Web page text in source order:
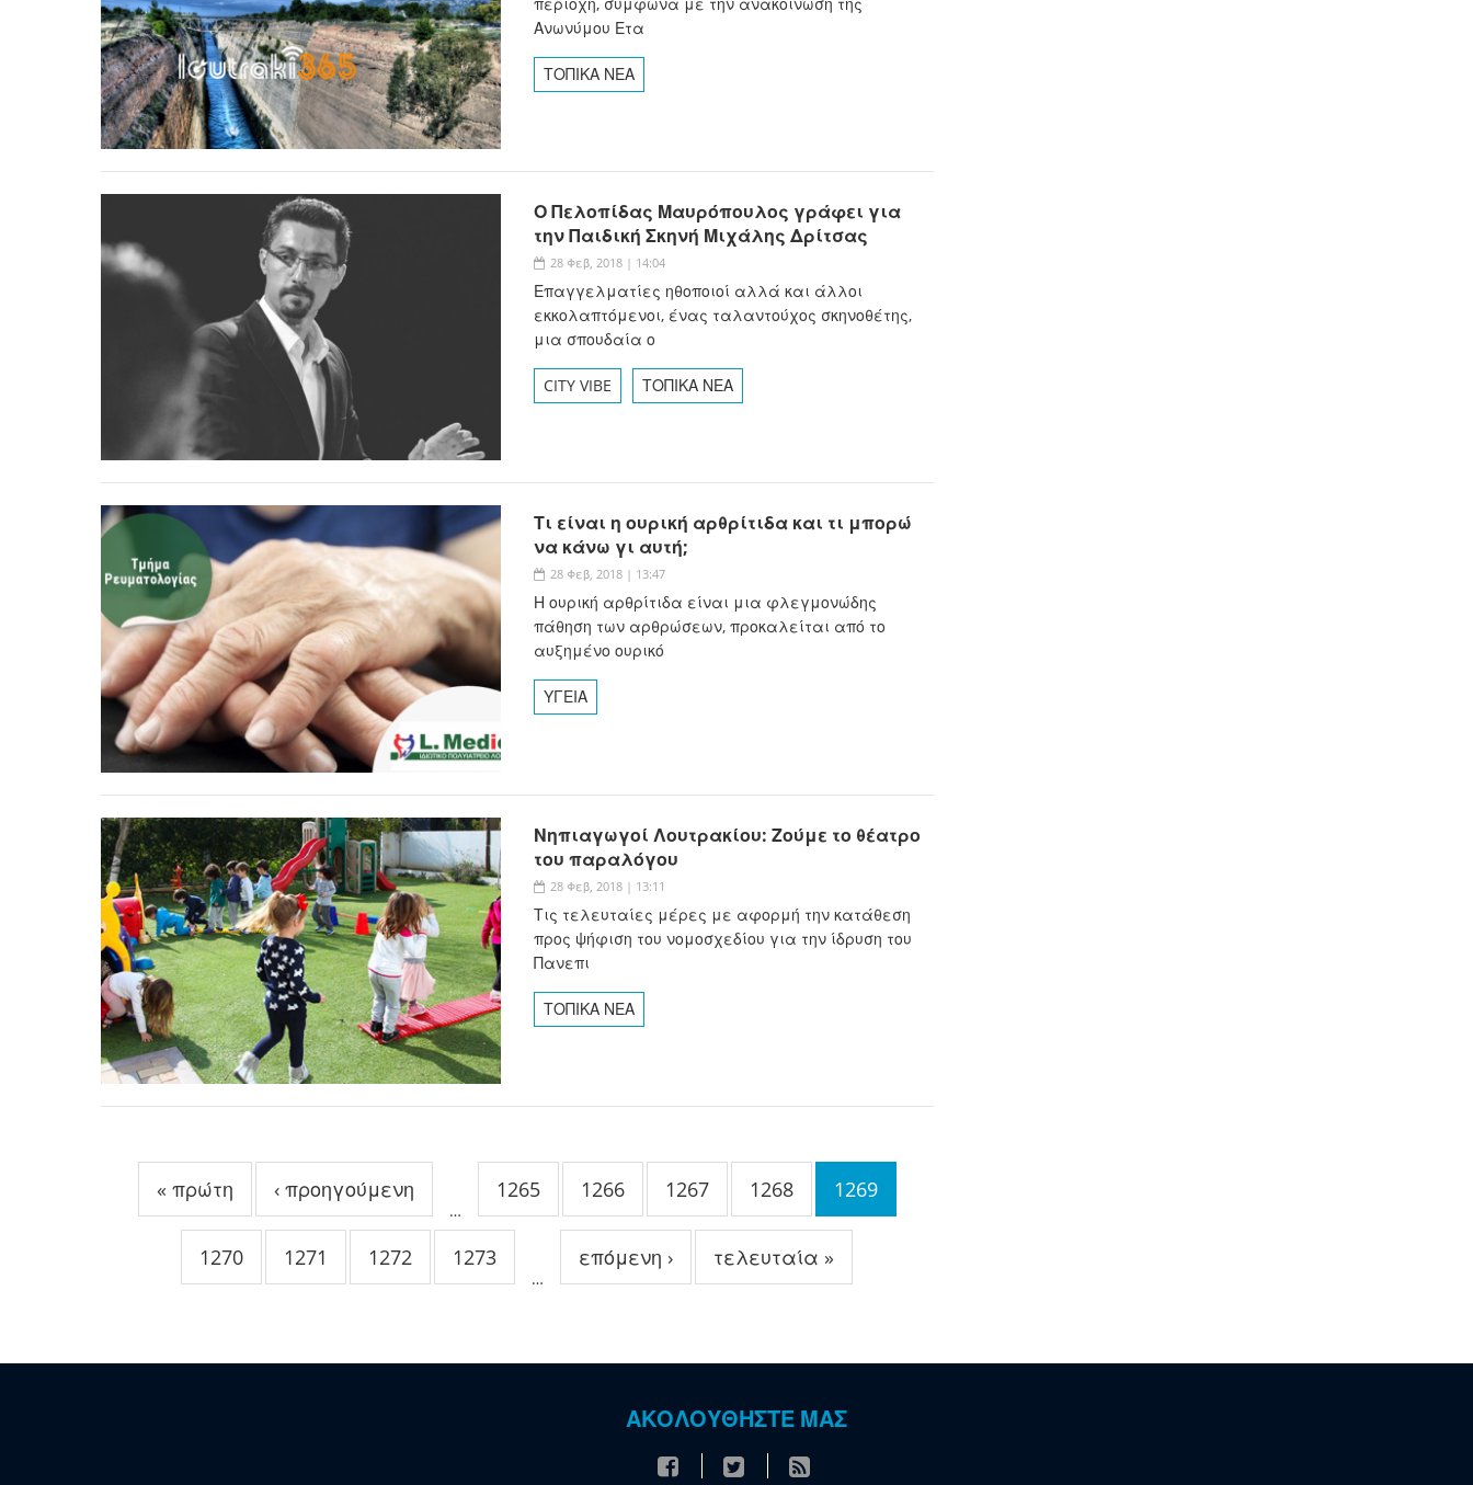
Ανωνύμου Ετα
ΤΟΠΙΚΑ ΝΕΑ
Ο Πελοπίδας Μαυρόπουλος γράφει για
την Παιδική Σκηνή Μιχάλης Δρίτσας
28 Φεβ, 2018 | 14:04
Επαγγελματίες ηθοποιοί αλλά και άλλοι
εκκολαπτόμενοι, ένας ταλαντούχος σκηνοθέτης,
μια σπουδαία ο
CITY VIBE ΤΟΠΙΚΑ ΝΕΑ
Τι είναι η ουρική αρθρίτιδα και τι μπορώ
να κάνω γι αυτή;
28 Φεβ, 2018 | 13:47
Η ουρική αρθρίτιδα είναι μια φλεγμονώδης
πάθηση των αρθρώσεων, προκαλείται από το
αυξημένο ουρικό
ΥΓΕΙΑ
Νηπιαγωγοί Λουτρακίου: Ζούμε το θέατρο
του παραλόγου
28 Φεβ, 2018 | 13:11
Τις τελευταίες μέρες με αφορμή την κατάθεση
προς ψήφιση του νομοσχεδίου για την ίδρυση του
Πανεπι
ΤΟΠΙΚΑ ΝΕΑ
« πρώτη ‹ προηγούμενη
…
1265 1266 1267 1268 1269
1270 1271 1272 1273
…
επόμενη › τελευταία »
ΑΚΟΛΟΥΘΗΣΤΕ ΜΑΣ